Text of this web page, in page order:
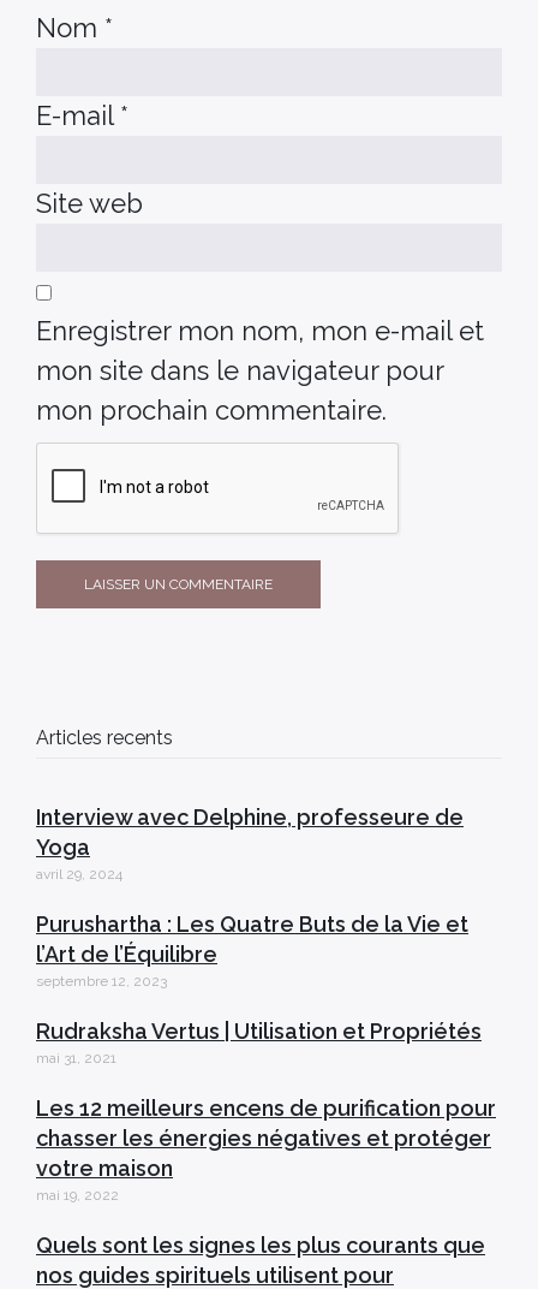
Nom *
E-mail *
Site web
Enregistrer mon nom, mon e-mail et
mon site dans le navigateur pour
mon prochain commentaire.
Articles recents
Interview avec Delphine, professeure de
Yoga
avril 29, 2024
Purushartha : Les Quatre Buts de la Vie et
l’Art de l’Équilibre
septembre 12, 2023
Rudraksha Vertus | Utilisation et Propriétés
mai 31, 2021
Les 12 meilleurs encens de purification pour
chasser les énergies négatives et protéger
votre maison
mai 19, 2022
Quels sont les signes les plus courants que
nos guides spirituels utilisent pour